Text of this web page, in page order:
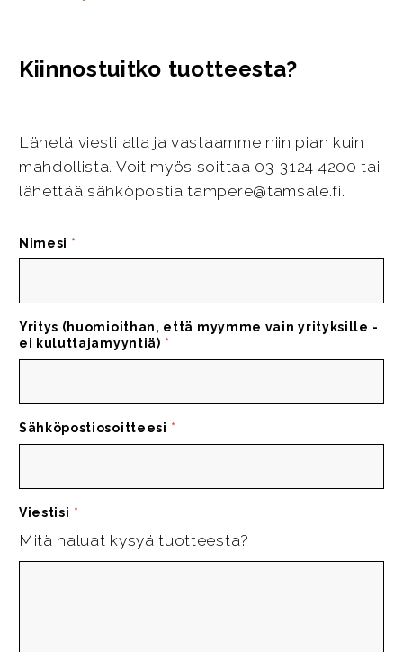
Kiinnostuitko tuotteesta?
Lähetä viesti alla ja vastaamme niin pian kuin
mahdollista. Voit myös soittaa 03-3124 4200 tai
lähettää sähköpostia tampere@tamsale.fi.
Nimesi *
Yritys (huomioithan, että myymme vain yrityksille -
ei kuluttajamyyntiä) *
Sähköpostiosoitteesi *
Viestisi *
Mitä haluat kysyä tuotteesta?